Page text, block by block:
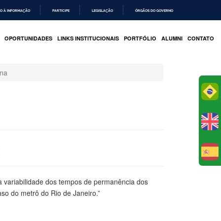
À INFORMAÇÃO PARTICIPE LEGISLAÇÃO ÓRGÃOS DO GOVERNO
OPORTUNIDADES LINKS INSTITUCIONAIS PORTFÓLIO ALUMNI CONTATO
variabilidade dos tempos de permanência dos
do metrô do Rio de Janeiro.”